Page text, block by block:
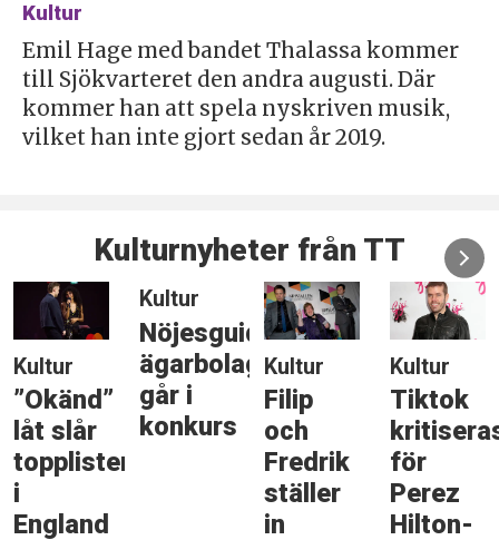
Kultur
Emil Hage med bandet Thalassa kommer
till Sjökvarteret den andra augusti. Där
kommer han att spela nyskriven musik,
vilket han inte gjort sedan år 2019.
Kulturnyheter från TT
Kultur
”Okänd”
låt slår
topplisterekord
i
England
Kultur
Nöjesguidens
ägarbolag
går i
konkurs
Kultur
Filip
och
Fredrik
ställer
in
Kultur
Tiktok
för
Perez
Hilton-